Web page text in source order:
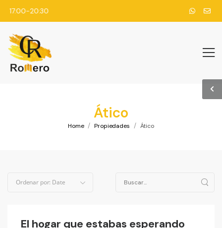
17:00-20:30
Ático
Home / Propiedades / Ático
Ordenar por: Date
Vender
199,000 €
El hogar que estabas esperando